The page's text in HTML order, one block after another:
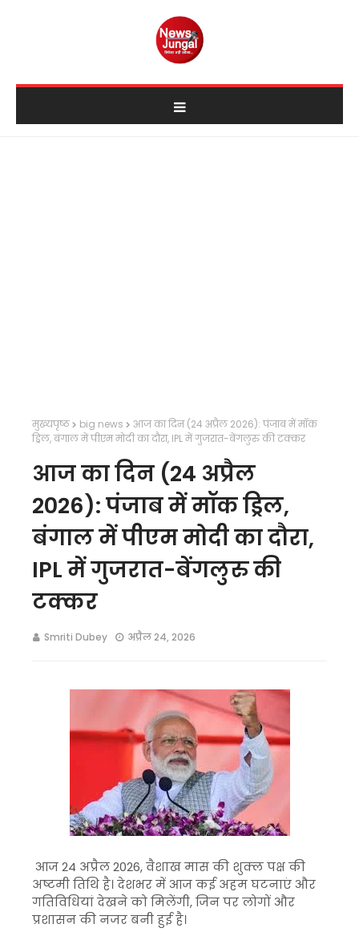
मुख्यपृष्ठ big news
आज का दिन (24 अप्रैल 2026): पंजाब में मॉक
ड्रिल, बंगाल में पीएम मोदी का दौरा, IPL में गुजरात-बेंगलुरु की टक्कर
आज का दिन (24 अप्रैल
2026): पंजाब में मॉक ड्रिल,
बंगाल में पीएम मोदी का दौरा,
IPL में गुजरात-बेंगलुरु की
टक्कर
Smriti Dubey अप्रैल 24, 2026
आज 24 अप्रैल 2026, वैशाख मास की शुक्ल पक्ष की
अष्टमी तिथि है। देशभर में आज कई अहम घटनाएं और
गतिविधियां देखने को मिलेंगी, जिन पर लोगों और
प्रशासन की नजर बनी हुई है।